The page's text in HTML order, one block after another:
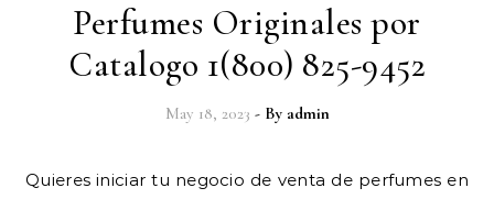
Perfumes Originales por
Catalogo 1(800) 825-9452
May 18, 2023 - By admin
Quieres iniciar tu negocio de venta de perfumes en